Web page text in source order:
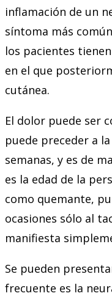
inflamación de un
síntoma más
los pacientes
en el que
cutánea.
El dolor puede ser
puede preceder a
semanas, y es de
es la edad de la
como quemante,
ocasiones sólo al
manifiesta
Se pueden
frecuente es la